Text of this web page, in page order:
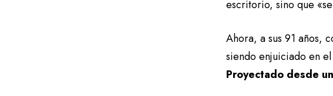
escritorio, sino que
Ahora, a sus 91 años,
siendo enjuiciado en
Proyectado desde